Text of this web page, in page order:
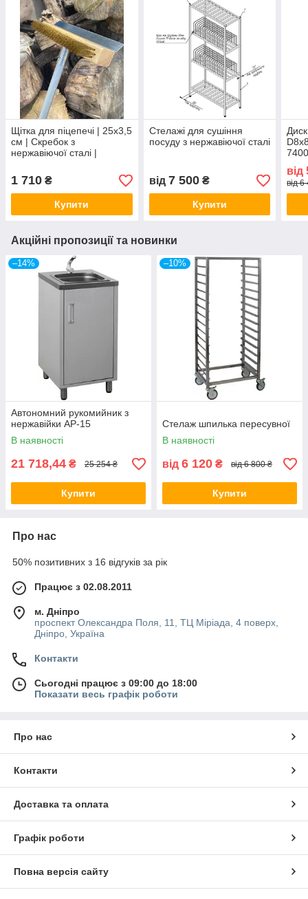
Щітка для піцепечі | 25х3,5
см | Скребок з
нержавіючої сталі |
1 710 ₴
Купити
Стелажі для сушіння
посуду з нержавіючої сталі
від 7 500₴
Купити
від
від
Акційні пропозиції та новинки
–14%
Автономний рукомийник з
нержавійки АР-15
В наявності
21 718,44 ₴ 25 254 ₴
Купити
–10%
Стелаж шпилька пересувної
В наявності
від 6 120 ₴ від 6 800 ₴
Купити
Про нас
50% позитивних з 16 відгуків за рік
Працює з 02.08.2011
м. Дніпро
проспект Олександра Поля, 11, ТЦ Міріада, 4 поверх,
Дніпро, Україна
Контакти
Сьогодні працює з 09:00 до 18:00
Показати весь графік роботи
Про нас
Контакти
Доставка та оплата
Графік роботи
Повна версія сайту